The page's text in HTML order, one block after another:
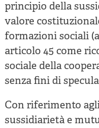
principio della
valore
formazioni sociali
articolo 45 come
sociale della
senza fini di
Con riferimento
sussidiarietà e